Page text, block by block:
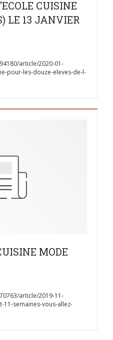
CUISINE
LE 13 JANVIER
article/2020-01-
pour-les-douze-eleves-de-l-
MODE
article/2019-11-
semaines-vous-allez-